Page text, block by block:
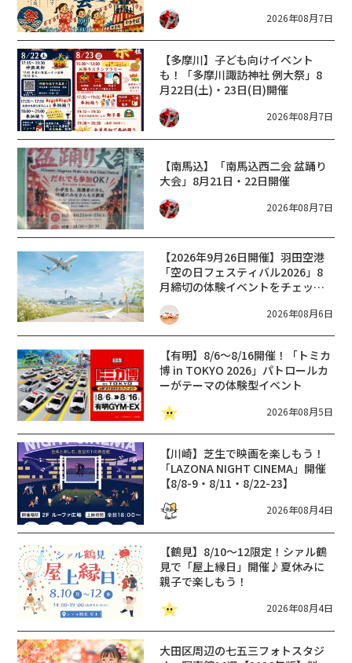
2026年08月7日
【多摩川】子ども向けイベント
も！「多摩川諏訪神社 例大祭」8
月22日(土)・23日(日)開催
2026年08月7日
【南馬込】「南馬込西二会 盆踊り
大会」8月21日・22日開催
2026年08月7日
【2026年9月26日開催】羽田空港
「空の日フェスティバル2026」8
月締切の体験イベントをチェッ
ク！
2026年08月6日
【有明】8/6〜8/16開催！「トミカ
博 in TOKYO 2026」パトロールカ
ーがテーマの体験型イベント
2026年08月5日
【川崎】芝生で映画を楽しもう！
「LAZONA NIGHT CINEMA」開催
【8/8-9・8/11・8/22-23】
2026年08月4日
【鶴見】8/10〜12限定！シァル鶴
見で「屋上縁日」開催♪夏休みに
親子で楽しもう！
2026年08月4日
大田区周辺の七五三フォトスタジ